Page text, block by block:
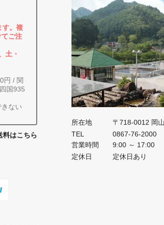
す。複
ご注
土・
円 / 関
国935
ない
料はこちら
所在地
〒718-0012 岡
TEL
0867-76-2000
営業時間
9:00 ～ 17:00
定休日
定休日あり